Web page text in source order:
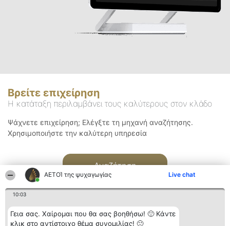
ΑΕΤΟΊ της ψυχαγωγίας Live chat
10:03
Γεια σας. Χαίρομαι που θα σας βοηθήσω! 🙂 Κάντε
κλικ στο αντίστοιχο θέμα συνομιλίας! 🙂
Βρείτε επιχείρηση
Η κατάταξη περιλαμβάνει τους καλύτερους στον κλάδο
Ψάχνετε επιχείρηση; Ελέγξτε τη μηχανή αναζήτησης.
Χρησιμοποιήστε την καλύτερη υπηρεσία
Αναζήτηση